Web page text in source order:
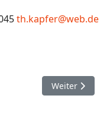
th.kapfer@web.de
Übersicht 2021/22
Nächster
Weiter